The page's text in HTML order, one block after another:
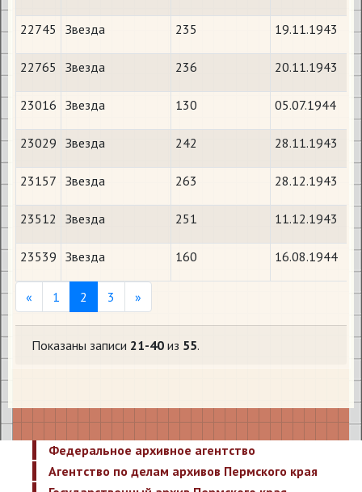
22745 Звезда 235 19.11.1943
22765 Звезда 236 20.11.1943
23016 Звезда 130 05.07.1944
23029 Звезда 242 28.11.1943
23157 Звезда 263 28.12.1943
23512 Звезда 251 11.12.1943
23539 Звезда 160 16.08.1944
« Previous
1 2 3 »
Показаны записи 21-40 из 55.
Федеральное архивное агентство
Агентство по делам архивов Пермского края